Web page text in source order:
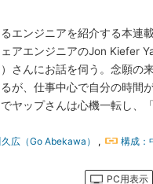
エンジニアを紹介する本連
アエンジニアのJon Kiefer
さんにお話を伺う。念願の
が、仕事中心で自分の時間
ヤップさんは心機一転し、
広（Go Abekawa） , 構成：
PC用表示